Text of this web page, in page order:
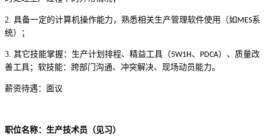
2. 具备一定的计算机操作能力，熟悉相关生产管理软件使用（如 MES系
统）；
3. 其它技能掌握：生产计划排程、精益工具（5W1H、 PDCA）、质量改
善工具；软技能：跨部门沟通、冲突解决、现场动员能力。
薪资待遇：面议
职位名称：生产技术员（见习）